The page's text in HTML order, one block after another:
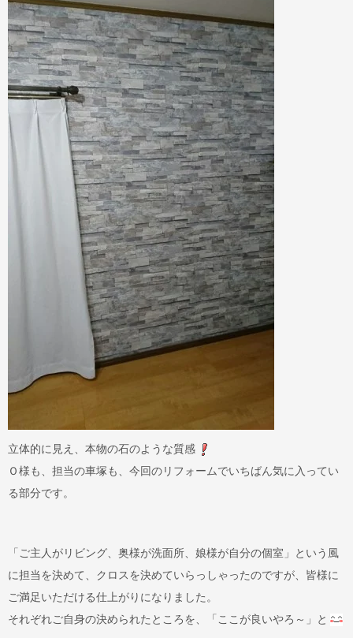
立体的に見え、本物の石のような質感
Ｏ様も、担当の車塚も、今回のリフォームでいちばん気に入ってい
る部分です。
「ご主人がリビング、奥様が洗面所、娘様が自分の個室」という風
に担当を決めて、クロスを決めていらっしゃったのですが、皆様に
ご満足いただける仕上がりになりました。
それぞれご自身の決められたところを、「ここが良いやろ～」と